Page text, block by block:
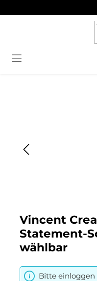
Vincent
Statement-
wählbar
Bitte einloggen